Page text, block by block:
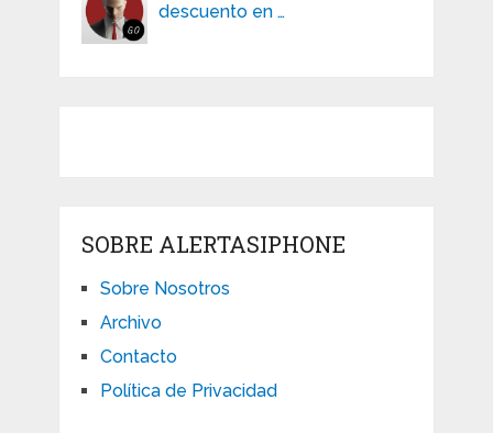
descuento en …
SOBRE ALERTASIPHONE
Sobre Nosotros
Archivo
Contacto
Política de Privacidad